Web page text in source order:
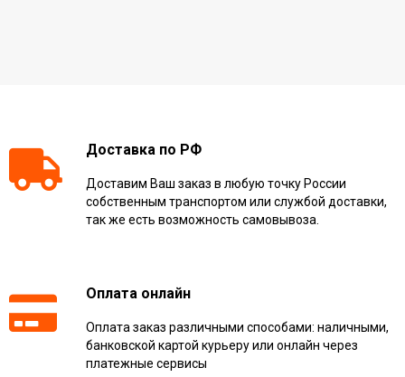
Доставка по РФ
Доставим Ваш заказ в любую точку России
собственным транспортом или службой доставки,
так же есть возможность самовывоза.
Оплата онлайн
Оплата заказ различными способами: наличными,
банковской картой курьеру или онлайн через
платежные сервисы